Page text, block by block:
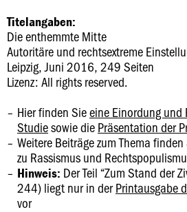
Titelangaben:
Die enthemmte Mitte
Autoritäre und rechtsextreme
Leipzig, Juni 2016, 249 Seiten
Lizenz: All rights reserved.
Hier finden Sieeine Einordung und
Studiesowie die Präsentation der
Weitere Beiträge zum Thema finden
zu Rassismus und
Hinweis: Der Teil “Zum Stand der
244) liegt nur in derPrintausgabe
vor